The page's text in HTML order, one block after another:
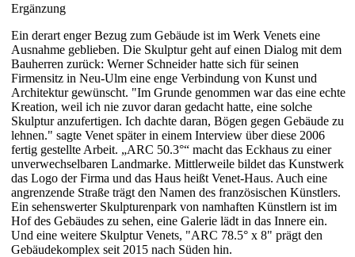
Ergänzung
Ein derart enger Bezug zum Gebäude ist im Werk Venets eine
Ausnahme geblieben. Die Skulptur geht auf einen Dialog mit dem
Bauherren zurück: Werner Schneider hatte sich für seinen
Firmensitz in Neu-Ulm eine enge Verbindung von Kunst und
Architektur gewünscht. "Im Grunde genommen war das eine echte
Kreation, weil ich nie zuvor daran gedacht hatte, eine solche
Skulptur anzufertigen. Ich dachte daran, Bögen gegen Gebäude zu
lehnen." sagte Venet später in einem Interview über diese 2006
fertig gestellte Arbeit. „ARC 50.3°“ macht das Eckhaus zu einer
unverwechselbaren Landmarke. Mittlerweile bildet das Kunstwerk
das Logo der Firma und das Haus heißt Venet-Haus. Auch eine
angrenzende Straße trägt den Namen des französischen Künstlers.
Ein sehenswerter Skulpturenpark von namhaften Künstlern ist im
Hof des Gebäudes zu sehen, eine Galerie lädt in das Innere ein.
Und eine weitere Skulptur Venets, "ARC 78.5° x 8" prägt den
Gebäudekomplex seit 2015 nach Süden hin.